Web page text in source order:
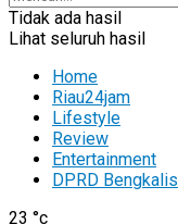
Tidak ada hasil
Lihat seluruh hasil
Home
Riau24jam
Lifestyle
Review
Entertainment
DPRD Bengkalis
23 °c